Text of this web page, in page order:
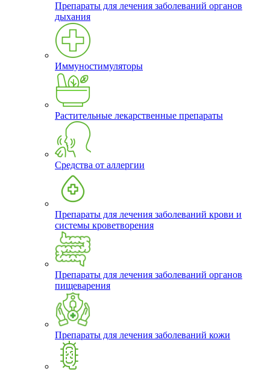
Препараты для лечения заболеваний органов
дыхания
Иммуностимуляторы
Растительные лекарственные препараты
Средства от аллергии
Препараты для лечения заболеваний крови и
системы кроветворения
Препараты для лечения заболеваний органов
пищеварения
Препараты для лечения заболеваний кожи